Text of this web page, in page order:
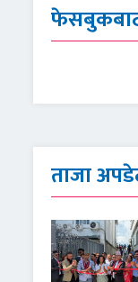
फेसबुकबाट
ताजा